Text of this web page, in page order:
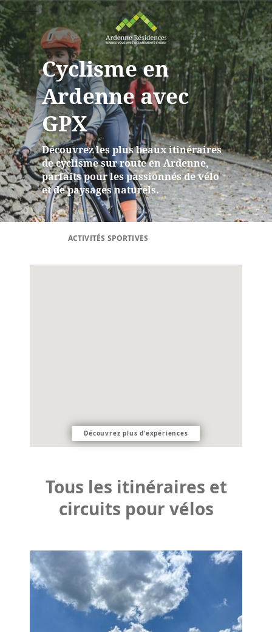
Cyclisme en
Ardenne avec
GPX
Découvrez les plus beaux itinéraires
de cyclisme sur route en Ardenne,
parfaits pour les passionnés de vélo
et de paysages naturels.
ACTIVITÉS SPORTIVES
Découvrez plus d'expériences
Tous les itinéraires et
circuits pour vélos